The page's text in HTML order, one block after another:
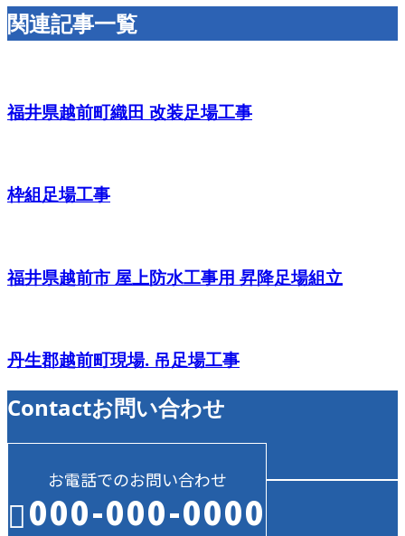
関連記事一覧
福井県越前町織田 改装足場工事
枠組足場工事
福井県越前市 屋上防水工事用 昇降足場組立
丹生郡越前町現場. 吊足場工事
Contactお問い合わせ
お電話でのお問い合わせ
000-000-0000